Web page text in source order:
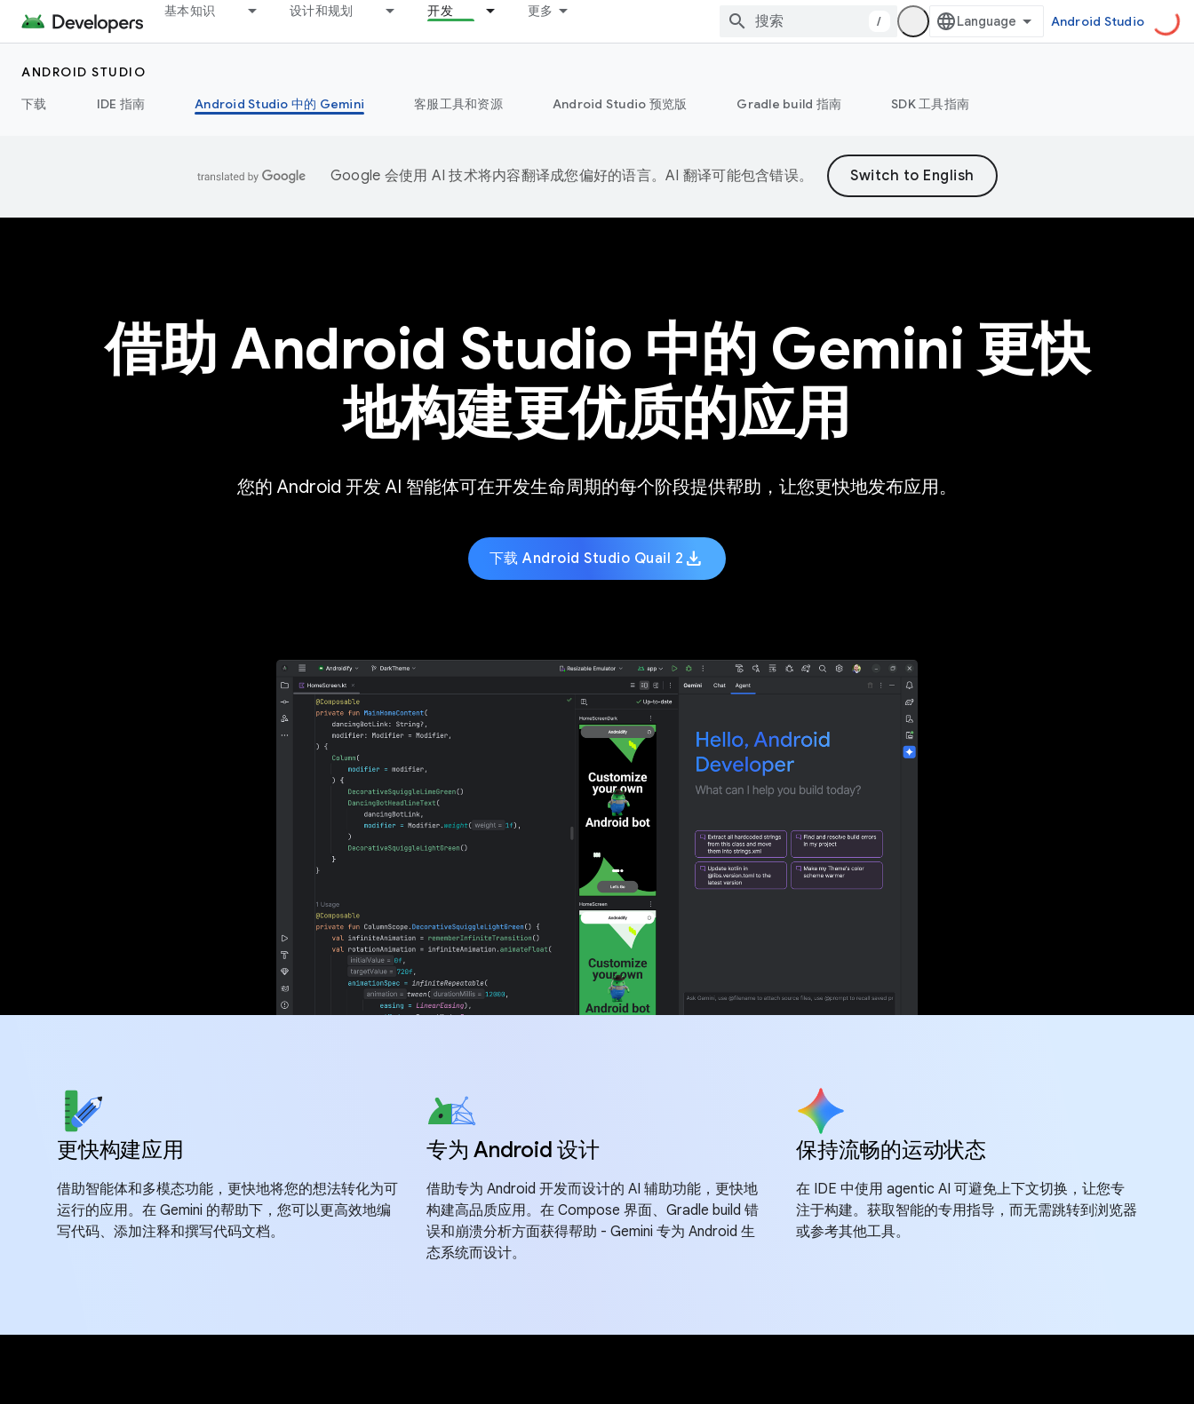
基本知识 设计和规划 开发 更多
/ Android Studio
ANDROID STUDIO
下载
IDE 指南 Android Studio 中的 Gemini 客服工具和资源 Android Studio 预览版 Gradle build 指南 SDK 工具指南
Google 会使用 AI 技术将内容翻译成您偏好的语言。AI 翻译可能包含错误。
借助 Android Studio 中的 Gemini 更快
地构建更优质的应用
您的 Android 开发 AI 智能体可在开发生命周期的每个阶段提供帮助，让您更快地发布应用。
下载 Android Studio Quail 2 download
更快构建应用
借助智能体和多模态功能，更快地将您的想法转化为可
运行的应用。在 Gemini 的帮助下，您可以更高效地编
写代码、添加注释和撰写代码文档。
专为 Android 设计
借助专为 Android 开发而设计的 AI 辅助功能，更快地
构建高品质应用。在 Compose 界面、Gradle build 错
误和崩溃分析方面获得帮助 - Gemini 专为 Android 生
态系统而设计。
保持流畅的运动状态
在 IDE 中使用 agentic AI 可避免上下文切换，让您专
注于构建。获取智能的专用指导，而无需跳转到浏览器
或参考其他工具。